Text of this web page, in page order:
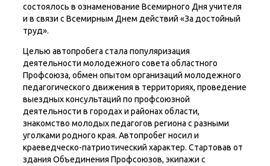
состоялось в ознаменование Всемирного Дня учителя
и в связи с Всемирным Днем действий «За достойный
труд».
Целью автопробега стала популяризация
деятельности молодежного совета областного
Профсоюза, обмен опытом организаций молодежного
педагогического движения в территориях, проведение
выездных консультаций по профсоюзной
деятельности в городах и районах области,
знакомство молодых педагогов региона с разными
уголками родного края. Автопробег носил и
краеведческо-патриотический характер. Стартовав от
здания Объединения Профсоюзов, экипажи с